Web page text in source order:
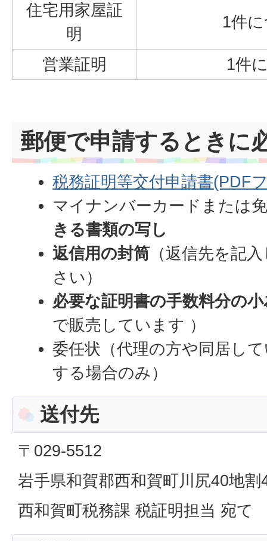
住宅用家屋証
明
1件
営業証明 1件
郵便で申請するときに
税務証明等交付申請書(PDF
マイナンバーカードまたは
きる書類の写し
返信用の封筒 （返信先を記
さい）
必要な証明書の手数料分の
で販売しています ）
委任状（代理の方や同居し
する場合のみ）
送付先
〒029-5512
岩手県和賀郡西和賀町川尻40地割
西和賀町税務課 税証明担当 宛て